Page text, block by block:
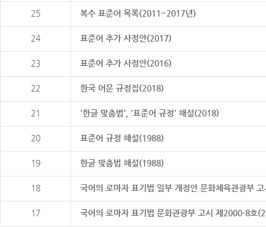
25 복수 표준어 목록(2011~2017년)
24 표준어 추가 사정안(2017)
23 표준어 추가 사정안(2016)
22 한국 어문 규정집(2018)
21 '한글 맞춤법', '표준어 규정' 해설(2018)
20 표준어 규정 해설(1988)
19 한글 맞춤법 해설(1988)
18 국어의 로마자 표기법 일부 개정안 문화체육관광부
17 국어의 로마자 표기법 문화관광부 고시 제2000-8호